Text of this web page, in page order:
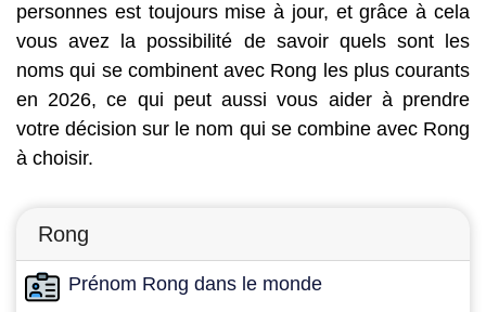
personnes est toujours mise à jour, et grâce à cela
vous avez la possibilité de savoir quels sont les
noms qui se combinent avec Rong les plus courants
en 2026, ce qui peut aussi vous aider à prendre
votre décision sur le nom qui se combine avec Rong
à choisir.
Rong
Prénom Rong dans le monde